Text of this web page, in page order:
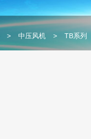
> 中压风机 > TB系列